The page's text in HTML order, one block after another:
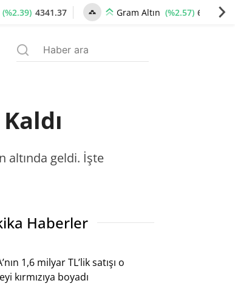
(%2.39) 4341.37 Gram Altın (%2.57) 6659.77
altında geldi. İşte
Haberler
1,6 milyar TL’lik satışı o
kırmızıya boyadı